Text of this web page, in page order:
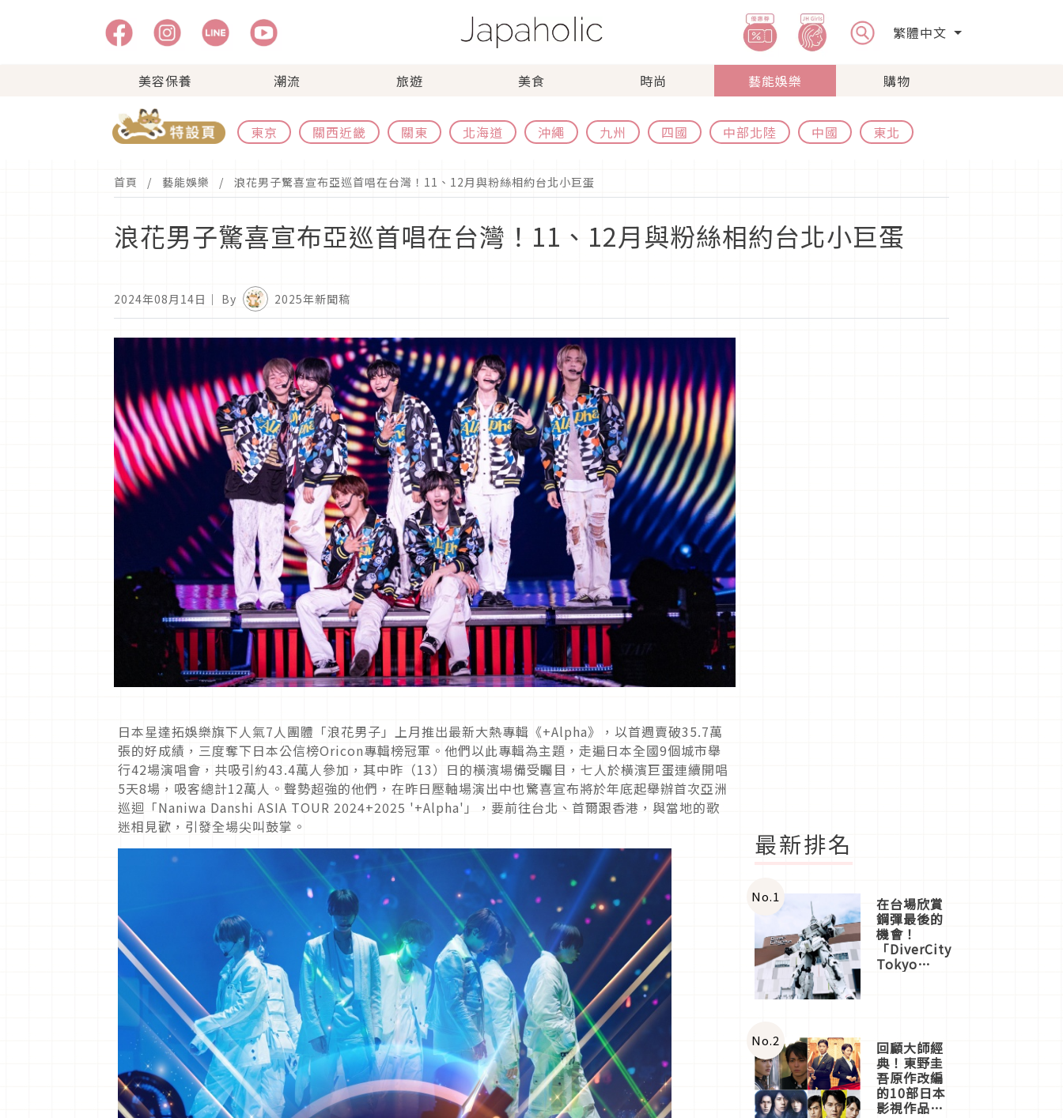
繁體中文
美容保養 潮流 旅遊 美食 時尚 藝能娛樂 購物
東京 關西近畿 關東 北海道 沖繩 九州 四國 中部北陸 中國 東北
首頁 藝能娛樂 浪花男子驚喜宣布亞巡首唱在台灣！11、12月與粉絲相約台北小巨蛋
浪花男子驚喜宣布亞巡首唱在台灣！11、12月與粉絲相約台北小巨蛋
2024年08月14日 ｜ By 2025年新聞稿
日本星達拓娛樂旗下人氣7人團體「浪花男子」上月推出最新大熱專輯《+Alpha》，以首週賣破35.7萬
張的好成績，三度奪下日本公信榜Oricon專輯榜冠軍。他們以此專輯為主題，走遍日本全國9個城市舉
行42場演唱會，共吸引約43.4萬人參加，其中昨（13）日的橫濱場備受矚目，七人於橫濱巨蛋連續開唱
5天8場，吸客總計12萬人。聲勢超強的他們，在昨日壓軸場演出中也驚喜宣布將於年底起舉辦首次亞洲
巡迴「Naniwa Danshi ASIA TOUR 2024+2025 '+Alpha'」，要前往台北、首爾跟香港，與當地的歌
迷相見歡，引發全場尖叫鼓掌。
最新排名
No.1 在台場欣賞
鋼彈最後的
機會！
「DiverCity
Tokyo
體驗
No.2 回顧大師經
典！東野圭
吾原作改編
的10部日本
影視作品推